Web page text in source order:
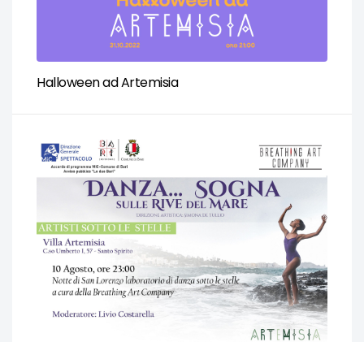
Halloween ad Artemisia